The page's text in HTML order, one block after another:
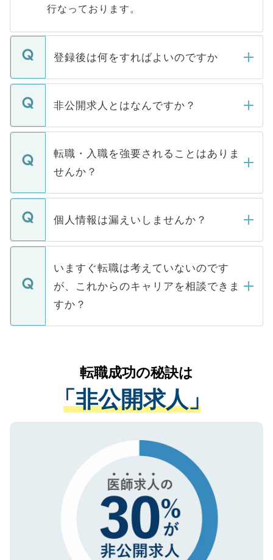
行なっております。
登録後は何をすればよいのですか
ご登録いただきましたら、弊社担当者がご
登録内容を確認し、その後メールもしくは
ます。通常、5営業日以内にはご連絡をせて
いただきますので、しばらくお待ちくださ
い。
非公開求人とはなんですか？
マイナビDOCTORで取り扱っている求人の
うち約3割は、Webサイトからご覧いただ
けない「非公開求人」です。非公開求人は
下記の理由によって、一般には公開してい
ません。
■応募殺到を避けるため 人気のある医療機
関を公にしてしまうと、応募が殺到する場
に、医療機関が求める条件に合った人材の
みを人材紹介会社に依頼するケースが増え
ています。
転職・入職を強要されることはありま
せんか？
転職・入職を強要することは一切ありませ
ん。また、仮に応募先から内定をいただい
定を承諾する必要はありません。内定先へ
の辞退の連絡はキャリアパートナーが行い
ますので、ご安心ください。
個人情報は漏えいしませんか？
個人情報が漏えいすることはありませんの
で、ご安心ください。当サイトからの登録
などで収集したご登録者様の個人情報は、
ご本人のキャリアアップおよび転職活動の
支援を目的に使用いたします。お預かりし
ているすべての個人データはご本人の許可
は、個人情報の取り扱いについての厳密な
管理基準を満たした事業者のみに付与され
る、プライバシーマークを取得済みです。
ご登録いただいた個人情報は、SSL（デー
で、機密保持に関してもご安心ください。
いますぐ転職は考えていないのです
が、これからのキャリアを相談できま
すか？
かがいして、現在の医療機関の状況や紹介
経験をまじえながら、適切なアドバイスを
させていただきます。すぐにご転職をされ
ない方には、長期的なサポートが可能です
ので、まずはご登録ください。
転職成功の秘訣は
「非公開求人」